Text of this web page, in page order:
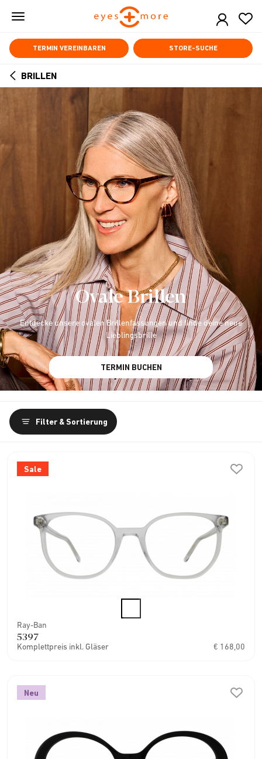
Skip
content
TERMIN VEREINBAREN STORE-SUCHE
ARROW
BRILLEN
Ovale Brillen
Entdecke unsere ovalen Brillenfassungen und finde deine neue
Lieblingsbrille
TERMIN BUCHEN
Filter & Sortierung
Sale
Ray-Ban
5397
Komplettpreis inkl. Gläser € 168,00
Neu